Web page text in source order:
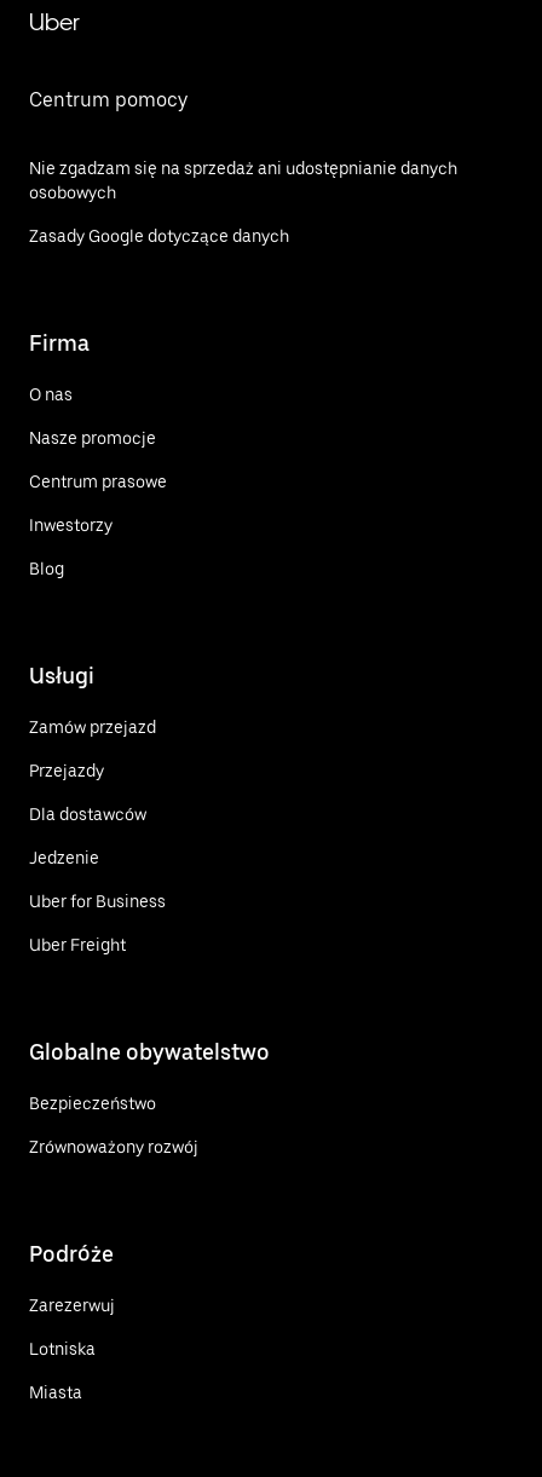
Uber
Centrum pomocy
Nie zgadzam się na sprzedaż ani udostępnianie danych
osobowych
Zasady Google dotyczące danych
Firma
O nas
Nasze promocje
Centrum prasowe
Inwestorzy
Blog
Usługi
Zamów przejazd
Przejazdy
Dla dostawców
Jedzenie
Uber for Business
Uber Freight
Globalne obywatelstwo
Bezpieczeństwo
Zrównoważony rozwój
Podróże
Zarezerwuj
Lotniska
Miasta